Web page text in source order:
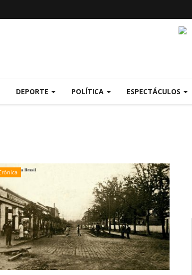
DEPORTE POLÍTICA ESPECTÁCULOS